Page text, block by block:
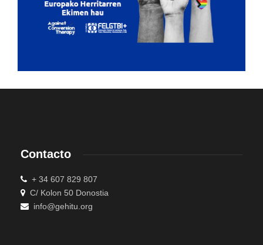
Contacto
+ 34 607 829 807
C/ Kolon 50 Donostia
info@gehitu.org